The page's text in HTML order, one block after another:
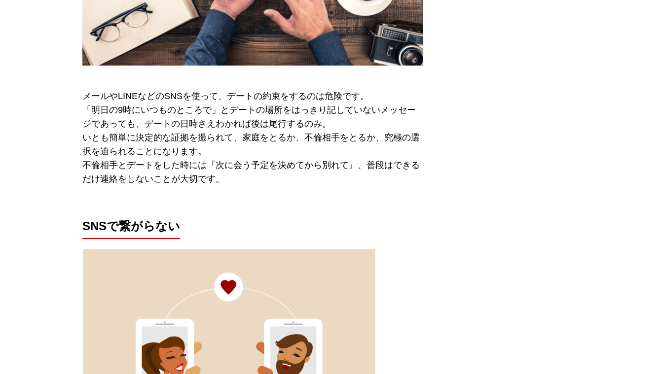
メールやLINEなどのSNSを使って、デートの約束をするのは危険です。
「明日の9時にいつものところで」とデートの場所をはっきり記していないメッセー
ジであっても、デートの日時さえわかれば後は尾行するのみ。
いとも簡単に決定的な証拠を撮られて、家庭をとるか、不倫相手をとるか、究極の選
択を迫られることになります。
不倫相手とデートをした時には『次に会う予定を決めてから別れて』、普段はできる
だけ連絡をしないことが大切です。
SNSで繋がらない